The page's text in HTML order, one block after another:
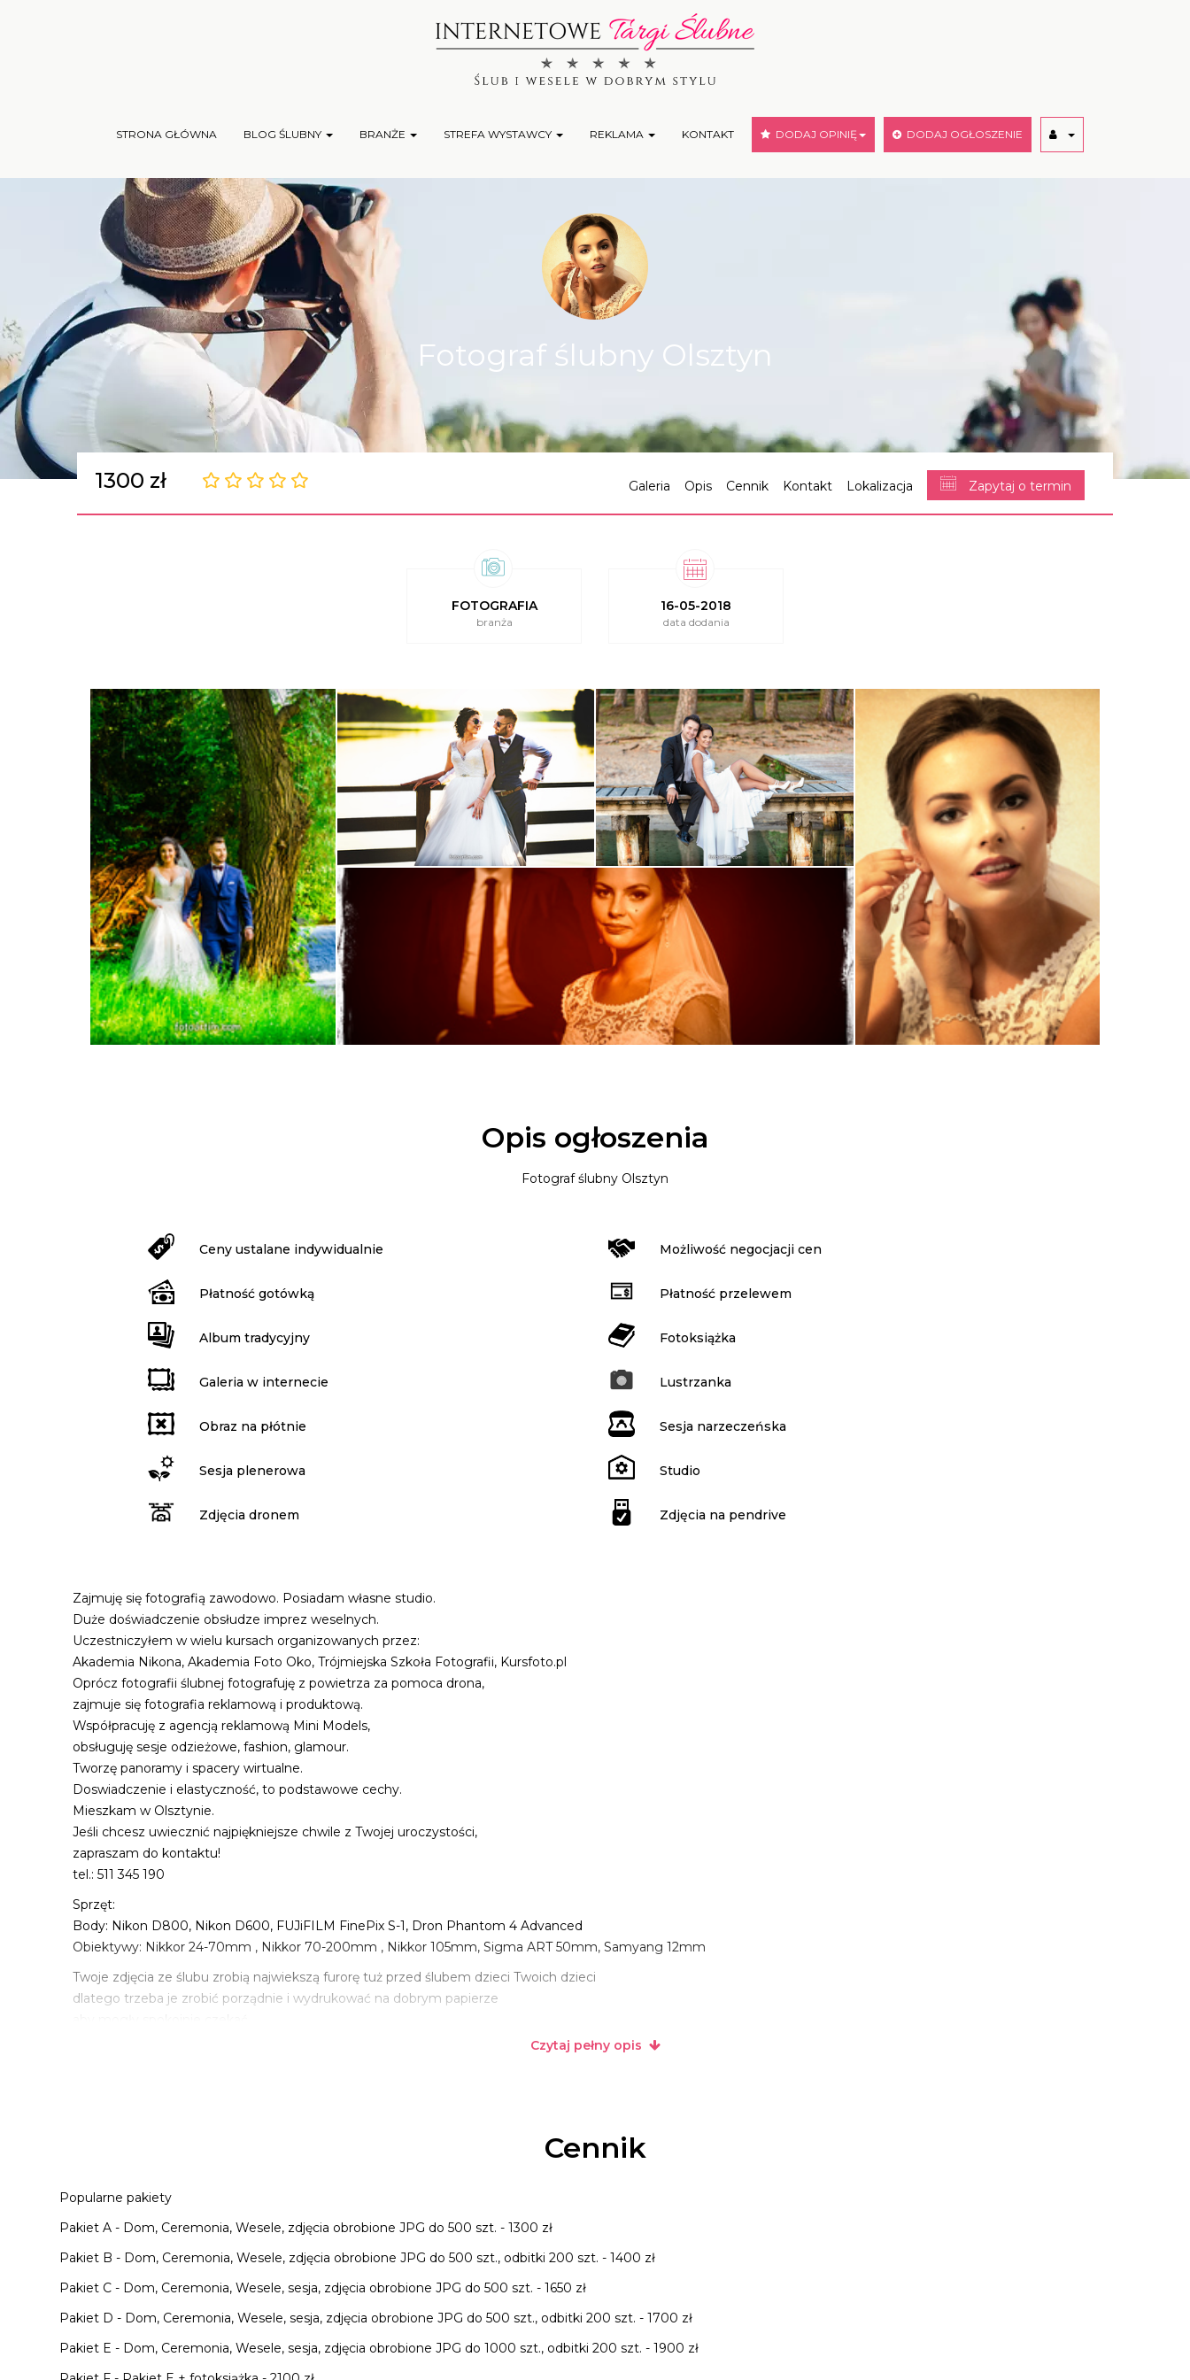
STRONA GŁÓWNA BLOG ŚLUBNY BRANŻE STREFA WYSTAWCY REKLAMA KONTAKT DODAJ OPINIĘ DODAJ OGŁOSZENIE
Fotograf ślubny Olsztyn
1300 zł Galeria Opis Cennik Kontakt Lokalizacja Zapytaj o termin
FOTOGRAFIA
branża
16-05-2018
data dodania
Opis ogłoszenia
Fotograf ślubny Olsztyn
Ceny ustalane indywidualnie Możliwość negocjacji cen
Płatność gotówką Płatność przelewem
Album tradycyjny Fotoksiążka
Galeria w internecie Lustrzanka
Obraz na płótnie Sesja narzeczeńska
Sesja plenerowa Studio
Zdjęcia dronem Zdjęcia na pendrive
Zajmuję się fotografią zawodowo. Posiadam własne studio.
Duże doświadczenie obsłudze imprez weselnych.
Uczestniczyłem w wielu kursach organizowanych przez:
Akademia Nikona, Akademia Foto Oko, Trójmiejska Szkoła Fotografii, Kursfoto.pl
Oprócz fotografii ślubnej fotografuję z powietrza za pomoca drona,
zajmuje się fotografia reklamową i produktową.
Współpracuję z agencją reklamową Mini Models,
obsługuję sesje odzieżowe, fashion, glamour.
Tworzę panoramy i spacery wirtualne.
Doswiadczenie i elastyczność, to podstawowe cechy.
Mieszkam w Olsztynie.
Jeśli chcesz uwiecznić najpiękniejsze chwile z Twojej uroczystości,
zapraszam do kontaktu!
tel.: 511 345 190
Sprzęt:
Body: Nikon D800, Nikon D600, FUJiFILM FinePix S-1, Dron Phantom 4 Advanced
Obiektywy: Nikkor 24-70mm , Nikkor 70-200mm , Nikkor 105mm, Sigma ART 50mm, Samyang 12mm
Twoje zdjęcia ze ślubu zrobią najwiekszą furorę tuż przed ślubem dzieci Twoich dzieci
dlatego trzeba je zrobić porządnie i wydrukować na dobrym papierze
Czytaj pełny opis
Cennik
Popularne pakiety
Pakiet A - Dom, Ceremonia, Wesele, zdjęcia obrobione JPG do 500 szt. - 1300 zł
Pakiet B - Dom, Ceremonia, Wesele, zdjęcia obrobione JPG do 500 szt., odbitki 200 szt. - 1400 zł
Pakiet C - Dom, Ceremonia, Wesele, sesja, zdjęcia obrobione JPG do 500 szt. - 1650 zł
Pakiet D - Dom, Ceremonia, Wesele, sesja, zdjęcia obrobione JPG do 500 szt., odbitki 200 szt. - 1700 zł
Pakiet E - Dom, Ceremonia, Wesele, sesja, zdjęcia obrobione JPG do 1000 szt., odbitki 200 szt. - 1900 zł